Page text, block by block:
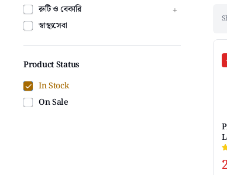
রুটি ও বেকারি
স্বাস্থ্যসেবা
Product Status
In Stock
On Sale